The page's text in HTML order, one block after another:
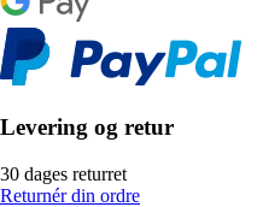
Levering og retur
30 dages returret
Returnér din ordre